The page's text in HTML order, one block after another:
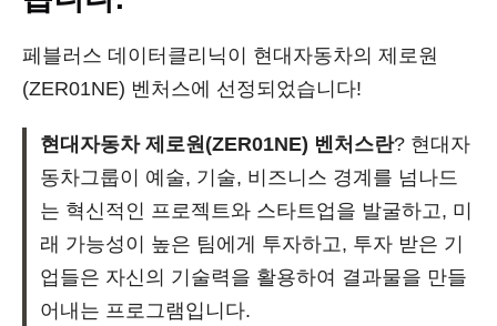
페블러스 데이터클리닉이 현대자동차의 제로원
(ZER01NE) 벤처스에 선정되었습니다!
현대자동차 제로원(ZER01NE) 벤처스란? 현대자
동차그룹이 예술, 기술, 비즈니스 경계를 넘나드
는 혁신적인 프로젝트와 스타트업을 발굴하고, 미
래 가능성이 높은 팀에게 투자하고, 투자 받은 기
업들은 자신의 기술력을 활용하여 결과물을 만들
어내는 프로그램입니다.